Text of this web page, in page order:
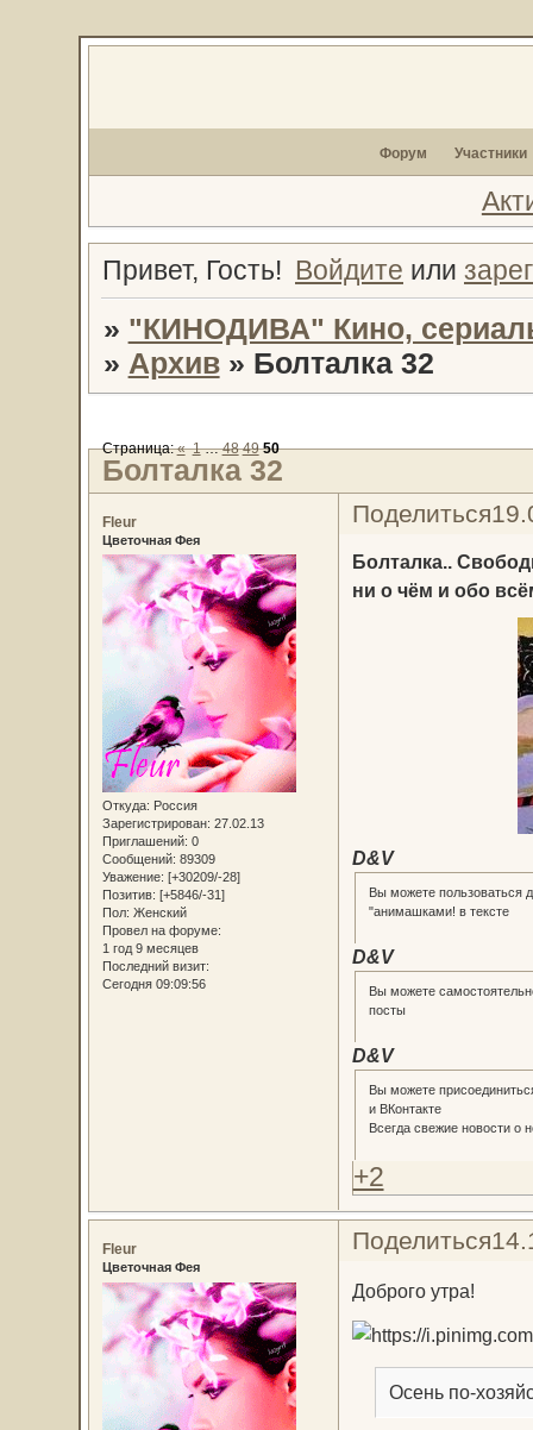
Форум Участники
Привет, Гость! Войдите или
» "КИНОДИВА" Кино,
» Архив » Болталка 32
Болталка 32
Страница:« 1 … 48 49 50
Поделиться
Fleur
Цветочная Фея
Откуда: Россия
Зарегистрирован: 27.02.13
Приглашений: 0
Сообщений: 89309
Уважение: [+30209/-28]
Позитив: [+5846/-31]
Пол: Женский
Провел на форуме:
1 год 9 месяцев
Последний визит:
Сегодня 09:09:56
Болталка..
ни о чём и обо
D&V
Вы можете пользоваться
"анимашками! в тексте
D&V
Вы можете
посты
D&V
Вы можете
и ВКонтакте
Всегда свежие новости о
+2
Поделиться
Fleur
Цветочная Фея
Доброго утра!
Осень по-